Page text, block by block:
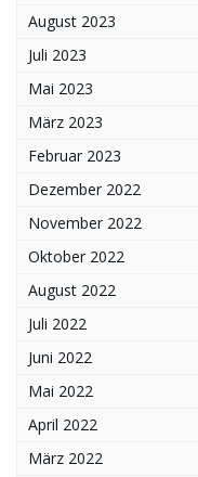
August 2023
Juli 2023
Mai 2023
März 2023
Februar 2023
Dezember 2022
November 2022
Oktober 2022
August 2022
Juli 2022
Juni 2022
Mai 2022
April 2022
März 2022